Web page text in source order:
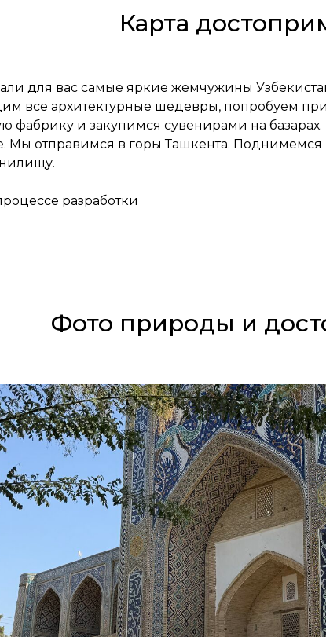
Карта
для вас самые яркие жемчужины
все архитектурные шедевры, попробуем
фабрику и закупимся сувенирами на базарах.
Мы отправимся в горы Ташкента.
разработки
Фото природы и